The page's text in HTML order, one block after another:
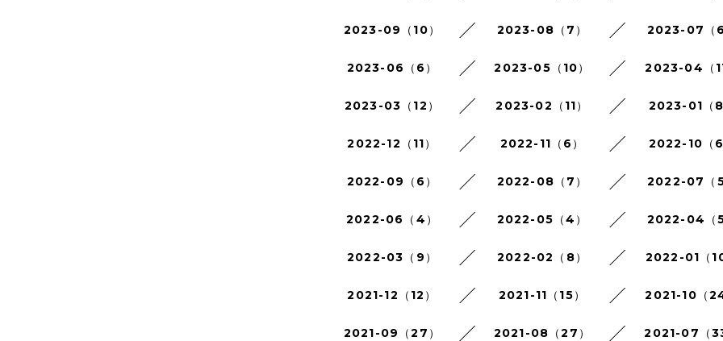
2023-09（10） 2023-08（7） 2023-07（6
2023-06（6） 2023-05（10） 2023-04（11
2023-03（12） 2023-02（11） 2023-01（8
2022-12（11） 2022-11（6） 2022-10（6
2022-09（6） 2022-08（7） 2022-07（5
2022-06（4） 2022-05（4） 2022-04（5
2022-03（9） 2022-02（8） 2022-01（10
2021-12（12） 2021-11（15） 2021-10（24
2021-09（27） 2021-08（27） 2021-07（33